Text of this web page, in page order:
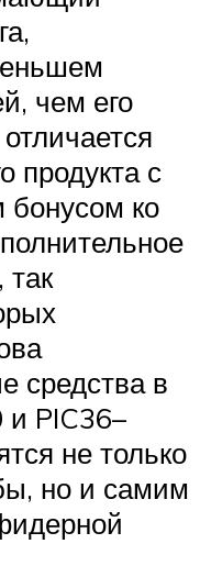
чем его
продукта с
ко
так
средства в
PIC36–
не только
но и самим